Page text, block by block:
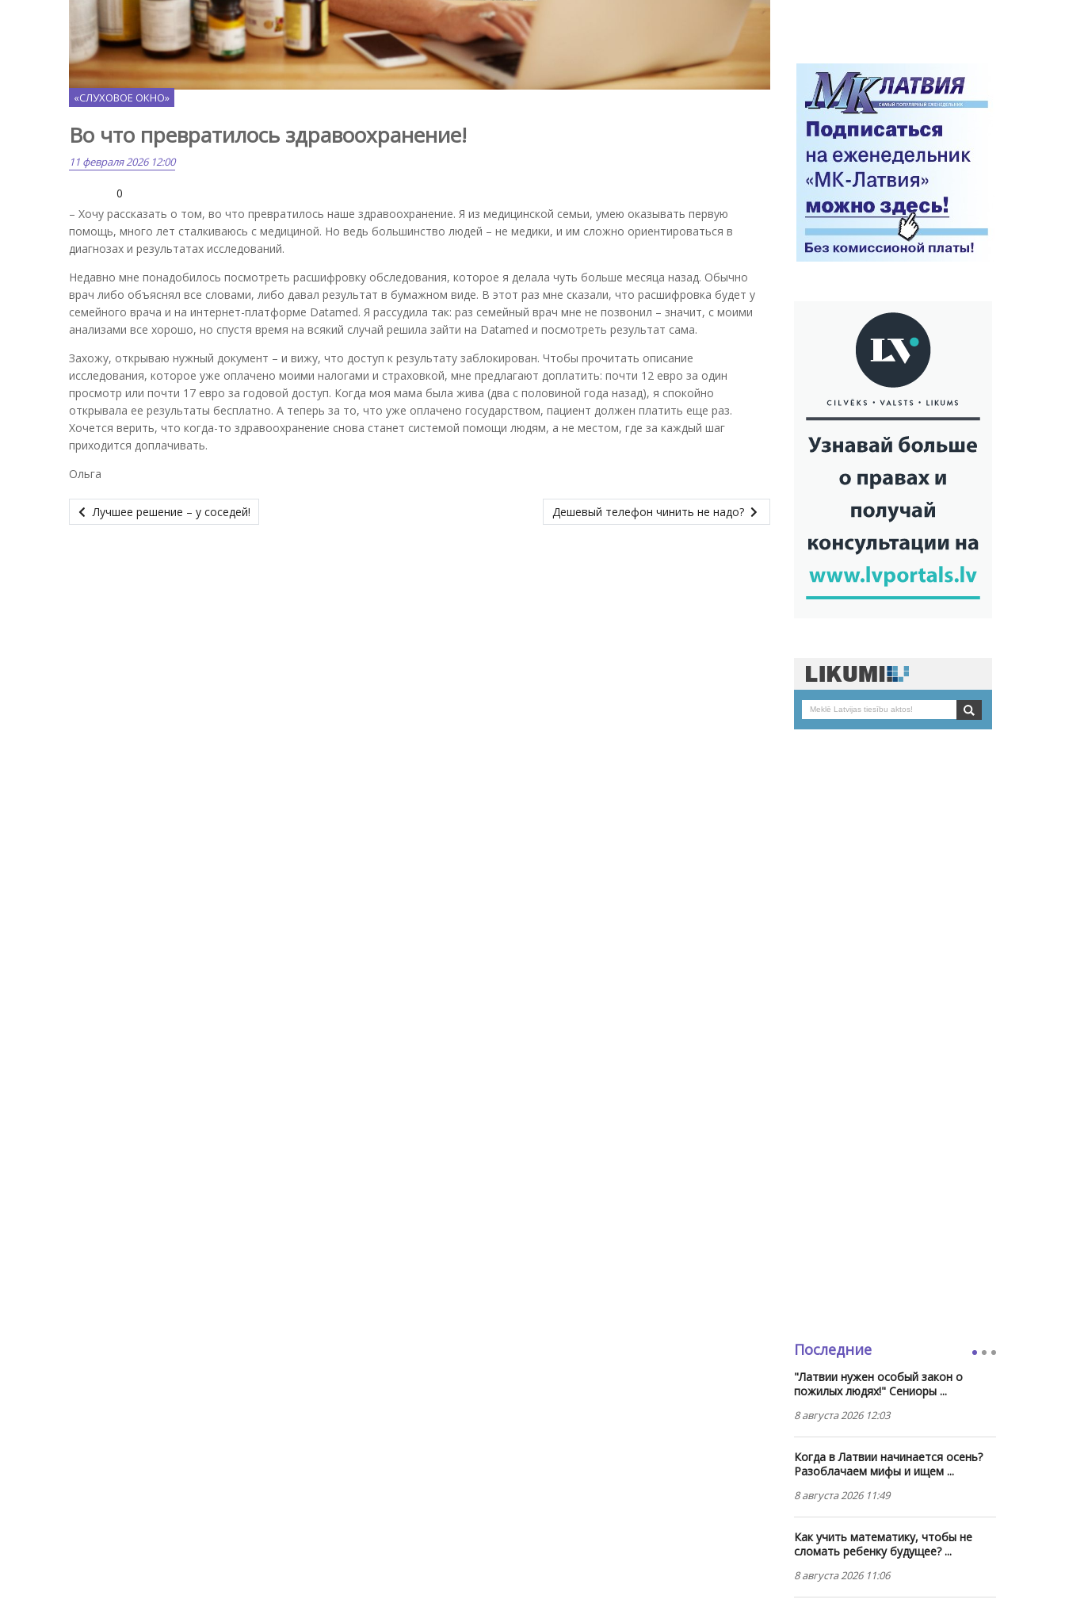
Freepik.com
«СЛУХОВОЕ ОКНО»
Во что превратилось здравоохранение!
11 февраля 2026 12:00
0
– Хочу рассказать о том, во что превратилось наше здравоохранение. Я из медицинской семьи, умею оказывать первую
помощь, много лет сталкиваюсь с медициной. Но ведь большинство людей – не медики, и им сложно ориентироваться в
диагнозах и результатах исследований.
Недавно мне понадобилось посмотреть расшифровку обследования, которое я делала чуть больше месяца назад. Обычно
врач либо объяснял все словами, либо давал результат в бумажном виде. В этот раз мне сказали, что расшифровка будет у
семейного врача и на интернет-платформе Datamed. Я рассудила так: раз семейный врач мне не позвонил – значит, с моими
анализами все хорошо, но спустя время на всякий случай решила зайти на Datamed и посмотреть результат сама.
Захожу, открываю нужный документ – и вижу, что доступ к результату заблокирован. Чтобы прочитать описание
исследования, которое уже оплачено моими налогами и страховкой, мне предлагают доплатить: почти 12 евро за один
просмотр или почти 17 евро за годовой доступ. Когда моя мама была жива (два с половиной года назад), я спокойно
открывала ее результаты бесплатно. А теперь за то, что уже оплачено государством, пациент должен платить еще раз.
Хочется верить, что когда-то здравоохранение снова станет системой помощи людям, а не местом, где за каждый шаг
приходится доплачивать.
Ольга
Лучшее решение – у соседей! Дешевый телефон чинить не надо?
Последние
"Латвии нужен особый закон о
пожилых людях!" Сениоры ...
8 августа 2026 12:03
Когда в Латвии начинается осень?
Разоблачаем мифы и ищем ...
8 августа 2026 11:49
Как учить математику, чтобы не
сломать ребенку будущее? ...
8 августа 2026 11:06